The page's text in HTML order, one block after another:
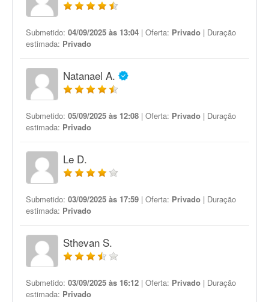
Submetido: 04/09/2025 às 13:04 | Oferta: Privado | Duração
estimada: Privado
Natanael A.
Submetido: 05/09/2025 às 12:08 | Oferta: Privado | Duração
estimada: Privado
Le D.
Submetido: 03/09/2025 às 17:59 | Oferta: Privado | Duração
estimada: Privado
Sthevan S.
Submetido: 03/09/2025 às 16:12 | Oferta: Privado | Duração
estimada: Privado